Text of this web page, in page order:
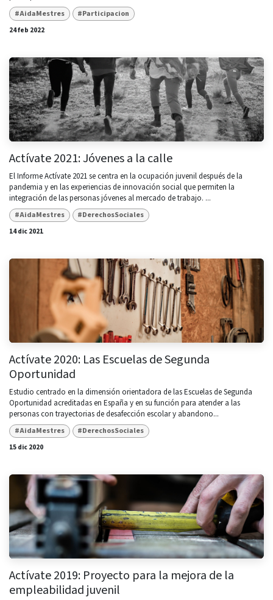
#AidaMestres
#Participacion
24 feb 2022
Actívate 2021: Jóvenes a la calle
El Informe Actívate 2021 se centra en la ocupación juvenil después de la
pandemia y en las experiencias de innovación social que permiten la
integración de las personas jóvenes al mercado de trabajo. ...
#AidaMestres
#DerechosSociales
14 dic 2021
Actívate 2020: Las Escuelas de Segunda
Oportunidad
Estudio centrado en la dimensión orientadora de las Escuelas de Segunda
Oportunidad acreditadas en España y en su función para atender a las
personas con trayectorias de desafección escolar y abandono...
#AidaMestres
#DerechosSociales
15 dic 2020
Actívate 2019: Proyecto para la mejora de la
empleabilidad juvenil